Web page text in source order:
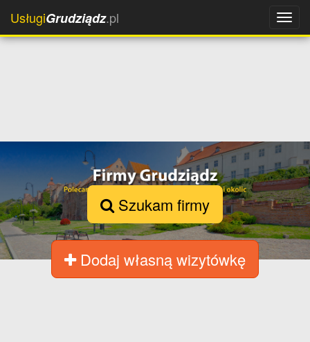
UsługiGrudziądz.pl
Szukam firmy
Dodaj własną wizytówkę